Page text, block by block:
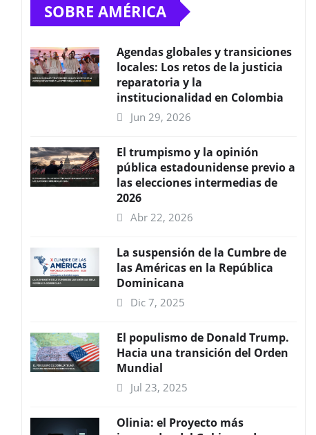
SOBRE AMÉRICA
Agendas globales y transiciones
locales: Los retos de la justicia
reparatoria y la
institucionalidad en Colombia
Jun 29, 2026
El trumpismo y la opinión
pública estadounidense previo a
las elecciones intermedias de
2026
Abr 22, 2026
La suspensión de la Cumbre de
las Américas en la República
Dominicana
Dic 7, 2025
El populismo de Donald Trump.
Hacia una transición del Orden
Mundial
Jul 23, 2025
Olinia: el Proyecto más